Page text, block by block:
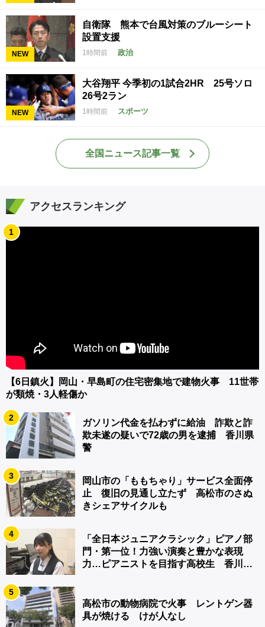
NEW
自衛隊 熊本で台風対策のブルーシート
設置支援
1時間前 政治
NEW
大谷翔平 今季初の1試合2HR 25号ソロ
26号2ラン
1時間前 スポーツ
全国ニュース記事一覧
アクセスランキング
1
【6日鎮火】岡山・早島町の住宅密集地で建物火事 11世帯
が類焼・3人軽傷か
2
ガソリン代金を払わずに給油 詐欺と詐
欺未遂の疑いで72歳の男を逮捕 香川県
警
3
岡山市の「ももちゃり」サービス全面停
止 復旧の見通し立たず 高松市のさぬ
きシェアサイクルも
4
「全日本ジュニアクラシック」ピアノ部
門・第一位！力強い演奏と豊かな表現
力…ピアニストを目指す高校生 香川
5
高松市の動物病院で火事 レントゲン器
具が焼ける けが人なし